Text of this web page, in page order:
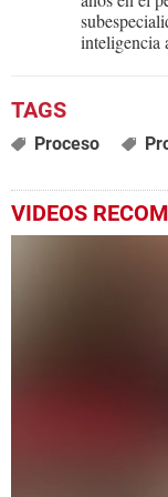
inteligencia
Proceso
VIDEOS